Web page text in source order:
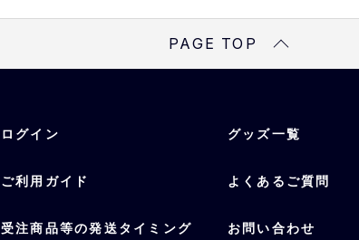
20g
カラー
ブラウン
兵庫県たつ
PAGE TOP
ログイン グッズ一覧
ご利用ガイド よくあるご質問
受注商品等の発送タイミング お問い合わせ